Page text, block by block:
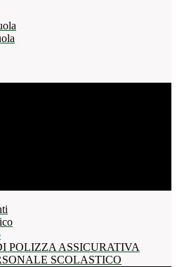
POLIZZA ASSICURATIVA
SCOLASTICO